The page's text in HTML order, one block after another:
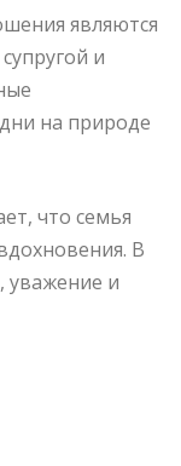
являются
и
на природе
что семья
В
уважение и